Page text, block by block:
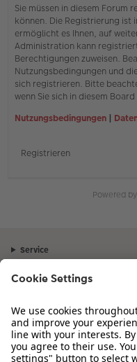
Sie müssen in diesem Forum
können. Die Registrierung ist
ermöglicht es Ihnen, auf
Administration kann
Berechtigungen zuweisen.
Nutzungsbedingungen und
sich registrieren. Bitte
wenn Sie sich in diesem
Nutzungsbedingungen |
Registrieren
Powered by
Service
Sortiment